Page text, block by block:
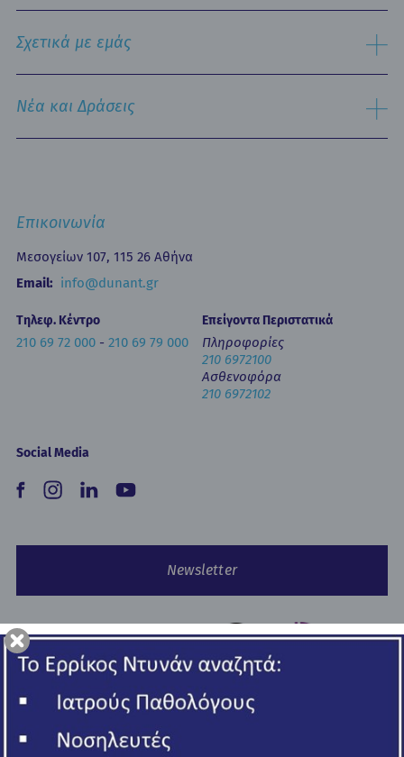
Ειδικές Μονάδες
Νοσηλευτική Υπηρεσία
Εξωτερικά Ιατρεία
Οne Day Clinic (Ημερήσια Νοσηλεία)
Αναζήτηση
Σχετικά με εμάς
Ιστορικό
Όραμα & Αποστολή
Πολιτική Ποιότητας
Οικονομικά Μεγέθη
Νέα και Δράσεις
Δελτία Τύπου - Ανακοινώσεις
Εκπαίδευση
Έντυπα
Επικοινωνία
Μεσογείων 107, 115 26 Αθήνα
Email: info@dunant.gr
Τηλεφ. Κέντρο
210 69 72 000- 210 69 79 000
Επείγοντα Περιστατικά
Πληροφορίες
210 6972100
Ασθενοφόρα
210 6972102
Social Media
Newsletter
Copyright © 2026 Ερρίκος Ντυνάν Hospital Center.